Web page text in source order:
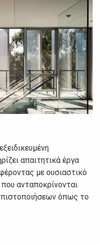
απαιτητικά έργα
με ουσιαστικό
ανταποκρίνονται
όπως το